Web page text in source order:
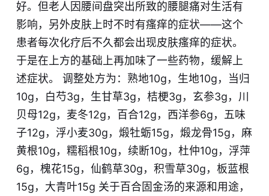
好。但老人因腰间盘突出所致的腰腿痛对生活有
影响，另外皮肤上时不时有瘙痒的症状——这个
患者每次化疗后不久都会出现皮肤瘙痒的症状。
于是在上方的基础上再加味了一些药物，缓解上
述症状。 调整处方为：熟地10g，生地10g，当归
10g，白芍3g，生甘草3g，桔梗3g，玄参3g，川
贝母12g，麦冬12g，百合12g，西洋参6g，五味
子12g，浮小麦30g，煅牡蛎15g，煅龙骨15g，麻
黄根10g，糯稻根10g，续断10g，杜仲10g，浮萍
6g，槐花15g，仙鹤草30g，积雪草30g，板蓝根
15g，大青叶15g 关于百合固金汤的来源和用途，